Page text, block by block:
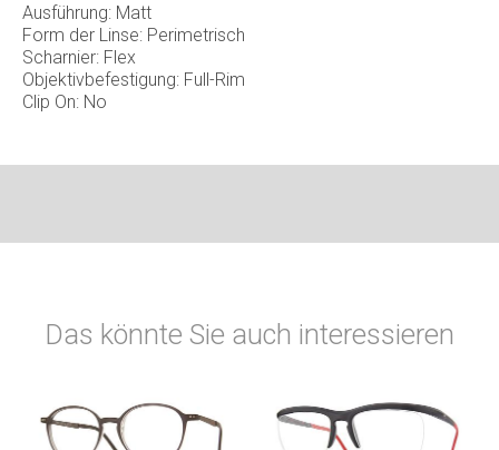
Ausführung: Matt
Form der Linse: Perimetrisch
Scharnier: Flex
Objektivbefestigung: Full-Rim
Clip On: No
Das könnte Sie auch interessieren